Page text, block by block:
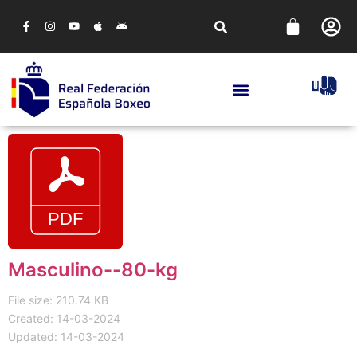
Masculino--80-kg
File size: 210.74 KB
Created: 14-03-2024
Updated: 14-03-2024